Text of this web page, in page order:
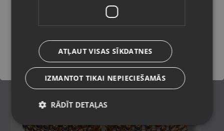
Stāvoklis Restaurēts (Garantija 24 mēneši)
213.00 €
9.68€/mēn.
Saglabāt
ATĻAUT VISAS SĪKDATNES
IZMANTOT TIKAI NEPIECIEŠAMĀS
RĀDĪT DETAĻAS